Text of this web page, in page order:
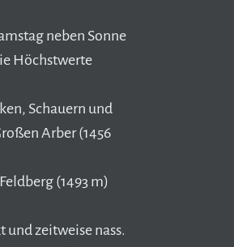
neben Sonne
Höchstwerte
Schauern und
Arber (1456
(1493 m)
zeitweise nass.